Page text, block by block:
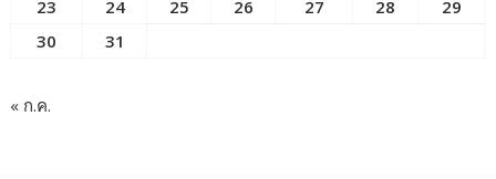
23
24 25 26 27 28
29
30
31
« ก.ค.